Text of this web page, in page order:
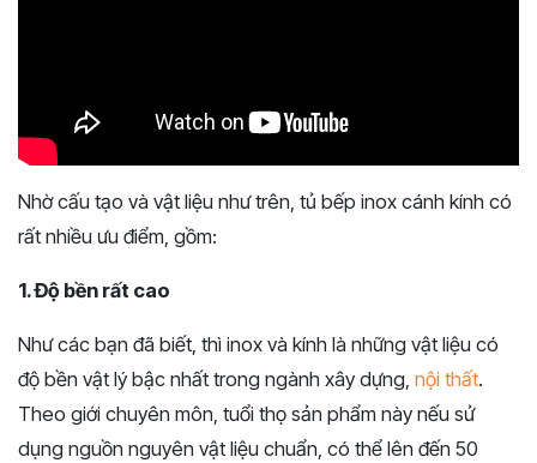
Nhờ cấu tạo và vật liệu như trên, tủ bếp inox cánh kính có
rất nhiều ưu điểm, gồm:
1. Độ bền rất cao
Như các bạn đã biết, thì inox và kính là những vật liệu có
độ bền vật lý bậc nhất trong ngành xây dựng, nội thất.
Theo giới chuyên môn, tuổi thọ sản phẩm này nếu sử
dụng nguồn nguyên vật liệu chuẩn, có thể lên đến 50